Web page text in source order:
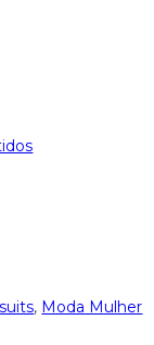
, Moda Mulher